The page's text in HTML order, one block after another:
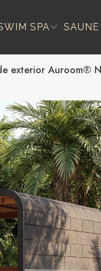
SPA SAUNE
exterior Auroom®